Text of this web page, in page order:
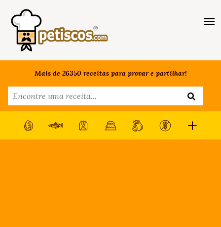
Mais de 26350 receitas para provar e partilhar!